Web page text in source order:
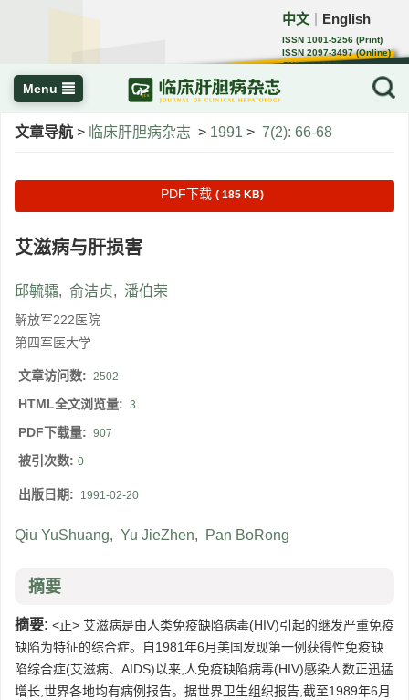
中文 English
ISSN 1001-5256 (Print)
ISSN 2097-3497 (Online)
CN 22-1108/R
Menu
文章导航 > 临床肝胆病杂志 > 1991 > 7(2): 66-68
PDF下载 ( 185 KB)
艾滋病与肝损害
邱毓骦, 俞洁贞, 潘伯荣
解放军222医院
第四军医大学
文章访问数: 2502
HTML全文浏览量: 3
PDF下载量: 907
被引次数: 0
出版日期: 1991-02-20
Qiu YuShuang, Yu JieZhen, Pan BoRong
摘要
摘要: <正> 艾滋病是由人类免疫缺陷病毒(HIV)引起的继发严重免疫
缺陷为特征的综合症。自1981年6月美国发现第一例获得性免疫缺
陷综合症(艾滋病、AIDS)以来,人免疫缺陷病毒(HIV)感染人数正迅猛
增长,世界各地均有病例报告。据世界卫生组织报告,截至1989年6月